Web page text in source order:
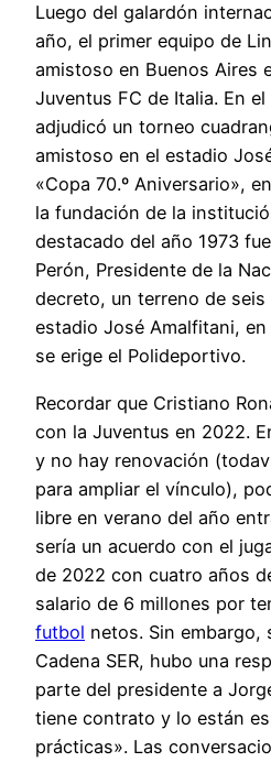
Luego del galardón
año, el primer equipo de
amistoso en Buenos Aires
Juventus FC de Italia. En
adjudicó un torneo
amistoso en el estadio
«Copa 70.º Aniversario»,
la fundación de la
destacado del año 1973
Perón, Presidente de la
decreto, un terreno de
estadio José Amalfitani,
se erige el Polideportivo.
Recordar que Cristiano
con la Juventus en 2022.
y no hay renovación
para ampliar el vínculo),
libre en verano del año
sería un acuerdo con el
de 2022 con cuatro años
salario de 6 millones por
futbol netos. Sin embargo,
Cadena SER, hubo una
parte del presidente a
tiene contrato y lo están
prácticas». Las